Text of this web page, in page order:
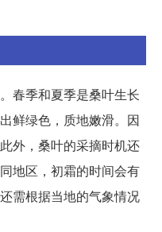
春季和夏季是桑叶生长
鲜绿色，质地嫩滑。因
外，桑叶的采摘时机还
地区，初霜的时间会有
需根据当地的气象情况